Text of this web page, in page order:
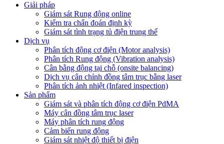
Giải pháp
Giám sát Rung động online
Kiểm tra chẩn đoán định kỳ
Giám sát tình trạng tủ điện trung thế
Dịch vụ
Phân tích động cơ điện (Motor analysis)
Phân tích Rung động (Vibration analysis)
Cân bằng động tại chỗ (onsite balancing)
Dịch vụ cân chỉnh đồng tâm trục bằng laser
Phân tích ảnh nhiệt (Infared inspection)
Sản phẩm
Giám sát và phân tích động cơ điện PdMA
Máy cân đồng tâm trục laser
Máy phân tích rung động
Cảm biến rung động
Giám sát nhiệt độ thiết bị điện